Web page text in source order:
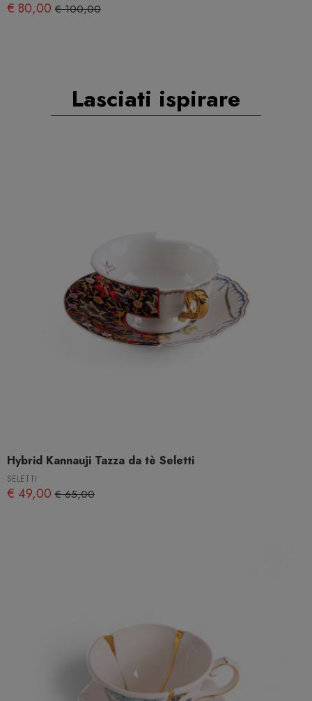
€ 80,00 € 100,00
Lasciati ispirare
Hybrid Kannauji Tazza da tè Seletti
SELETTI
€ 49,00 € 65,00